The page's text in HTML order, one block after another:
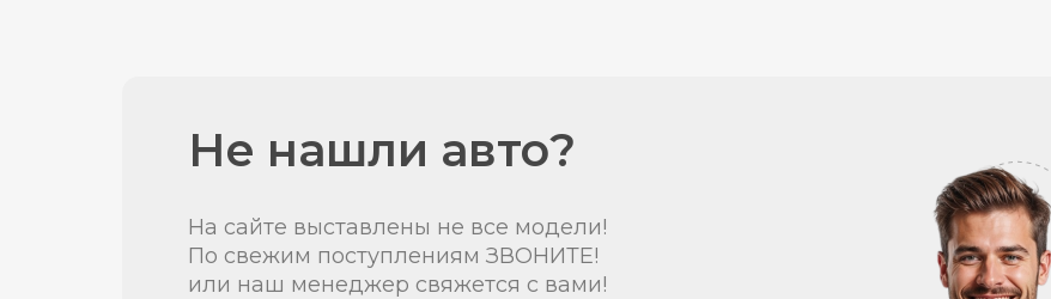
Не нашли авто?
На сайте выставлены не все модели!
По свежим поступлениям ЗВОНИТЕ!
или наш менеджер свяжется с вами!